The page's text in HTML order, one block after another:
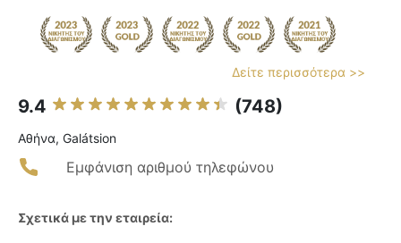
Δείτε περισσότερα >>
9.4 (748)
Αθήνα, Galátsion
Εμφάνιση αριθμού τηλεφώνου
Σχετικά με την εταιρεία: